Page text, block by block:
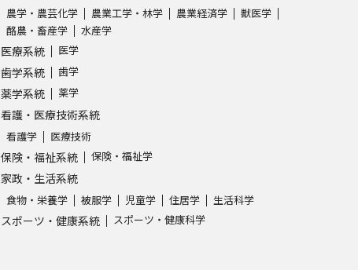
大学で学びたい学問発見
学問のミニ講義「夢ナビ講義」
ユーザーサポート
Ｑ＆Ａ よくあるご質問
この
資料の料金のお支払いについて 受付内容・発送状況の
個人情報取扱規定
特定商取引表記
農学・農芸化学 農業工学・林学 農業経済学
獣医学
酪農・畜産学
水産学
医療系統 医学
歯学系統 歯学
薬学系統 薬学
看護・医療技術系統
看護学 医療技術
保険・福祉系統 保険・福祉学
家政・生活系統
食物・栄養学 被服学 児童学 住居学 生活科学
スポーツ・健康系統 スポーツ・健康科学